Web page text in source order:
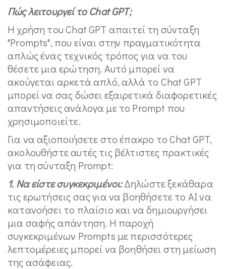
Πώς λειτουργεί το Chat GPT;
Η χρήση του Chat GPT απαιτεί τη σύνταξη
"Prompts", που είναι στην πραγματικότητα
απλώς ένας τεχνικός τρόπος για να του
θέσετε μια ερώτηση. Αυτό μπορεί να
ακούγεται αρκετά απλό, αλλά το Chat GPT
μπορεί να σας δώσει εξαιρετικά διαφορετικές
απαντήσεις ανάλογα με το Prompt που
χρησιμοποιείτε.
Για να αξιοποιήσετε στο έπακρο το Chat GPT,
ακολουθήστε αυτές τις βέλτιστες πρακτικές
για τη σύνταξη Prompt:
1. Να είστε συγκεκριμένοι:Δηλώστε ξεκάθαρα
τις ερωτήσεις σας για να βοηθήσετε το AI να
κατανοήσει το πλαίσιο και να δημιουργήσει
μια σαφής απάντηση. Η παροχή
συγκεκριμένων Prompts με περισσότερες
λεπτομέρειες μπορεί να βοηθήσει στη μείωση
της ασάφειας.